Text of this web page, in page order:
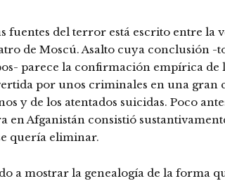
fuentes del terror está escrito entre
de Moscú. Asalto cuya conclusión -
parece la confirmación empírica
por unos criminales en una gran
y de los atentados suicidas. Poco
en Afganistán consistió
quería eliminar.
a mostrar la genealogía de la